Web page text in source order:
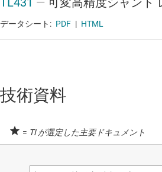
データシート: PDF | HTML
技術資料
= TI が選定した主要ドキュメント